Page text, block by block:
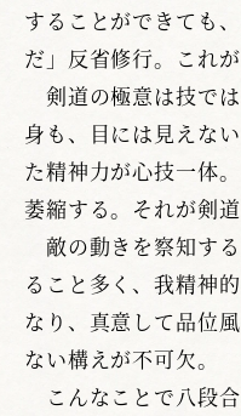
することができても
だ」反省修行。これ
剣道の極意は技で
身も、目には見えな
た精神力が心技一体
萎縮する。それが剣道
敵の動きを察知す
ること多く、我精神
なり、真意して品位
ない構えが不可欠。
こんなことで八段